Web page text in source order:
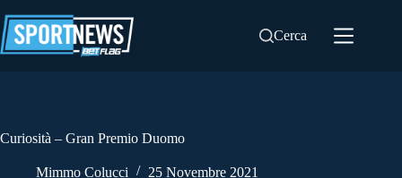
al
contenuto
Cerca
Curiosità – Gran Premio Duomo
Mimmo Colucci 25 Novembre 2021